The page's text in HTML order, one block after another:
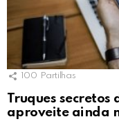
100 Partilhas
Truques secretos
aproveite ainda